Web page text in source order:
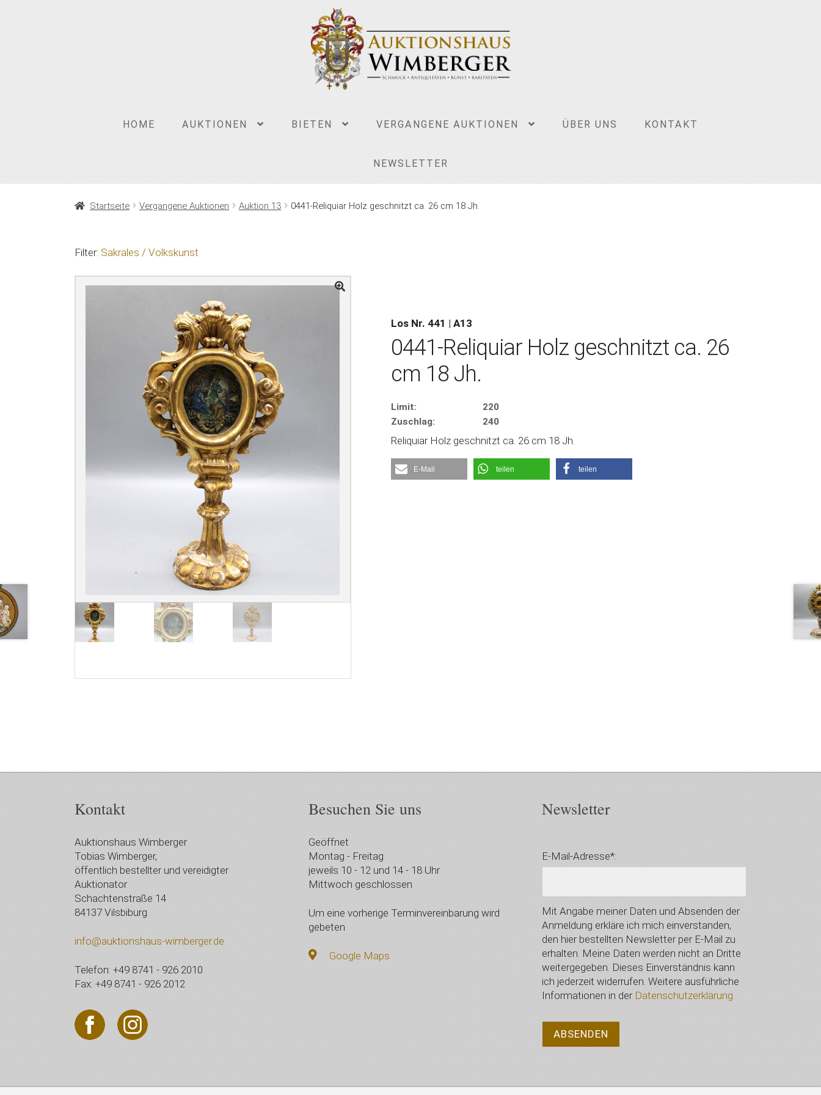
HOME AUKTIONEN BIETEN VERGANGENE AUKTIONEN ÜBER UNS KONTAKT
NEWSLETTER
Startseite Vergangene Auktionen Auktion 13 0441-Reliquiar Holz geschnitzt ca. 26 cm 18 Jh.
Filter: Sakrales / Volkskunst
Los Nr. 441 | A13
0441-Reliquiar Holz geschnitzt ca. 26
cm 18 Jh.
Limit:
220
Zuschlag:
240
Reliquiar Holz geschnitzt ca. 26 cm 18 Jh.
E-Mail teilen teilen
Kontakt
Auktionshaus Wimberger
Tobias Wimberger,
öffentlich bestellter und vereidigter
Auktionator
Schachtenstraße 14
84137 Vilsbiburg
info@auktionshaus-wimberger.de
Telefon: +49 8741 - 926 2010
Fax: +49 8741 - 926 2012
Besuchen Sie uns
Geöffnet
Montag - Freitag
jeweils 10 - 12 und 14 - 18 Uhr
Mittwoch geschlossen
Um eine vorherige Terminvereinbarung wird
gebeten
Google Maps
Newsletter
E-Mail-Adresse*:
Mit Angabe meiner Daten und Absenden der
Anmeldung erkläre ich mich einverstanden,
den hier bestellten Newsletter per E-Mail zu
erhalten. Meine Daten werden nicht an Dritte
weitergegeben. Dieses Einverständnis kann
ich jederzeit widerrufen. Weitere ausführliche
Informationen in der Datenschutzerklärung